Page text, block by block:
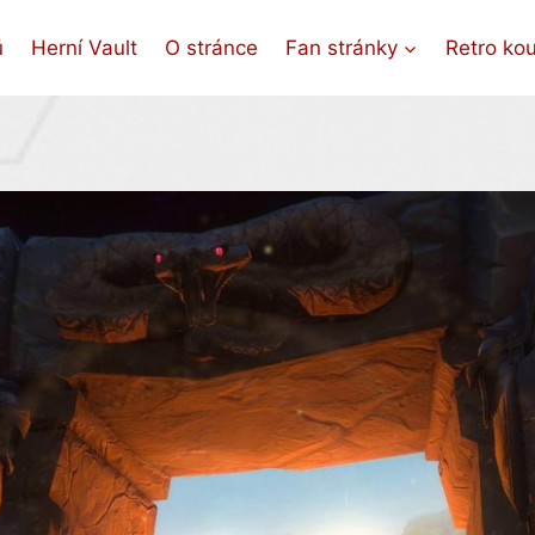
Herní Vault O stránce Fan stránky Retro